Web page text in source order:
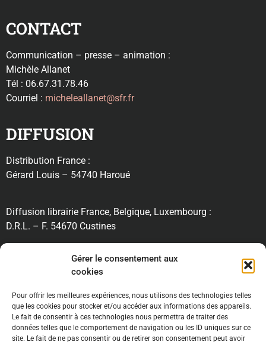
Gérer le consentement aux
cookies
Pour offrir les meilleures expériences, nous utilisons des technologies telles
que les cookies pour stocker et/ou accéder aux informations des appareils.
Le fait de consentir à ces technologies nous permettra de traiter des
données telles que le comportement de navigation ou les ID uniques sur ce
site. Le fait de ne pas consentir ou de retirer son consentement peut avoir
CONTACT
Communication – presse – animation :
Michèle Allanet
Tél : 06.67.31.78.46
Courriel : micheleallanet@sfr.fr
DIFFUSION
Distribution France :
Gérard Louis – 54740 Haroué
Diffusion librairie France, Belgique, Luxembourg :
D.R.L. – F. 54670 Custines
RECHERCHE
INFORMATIONS